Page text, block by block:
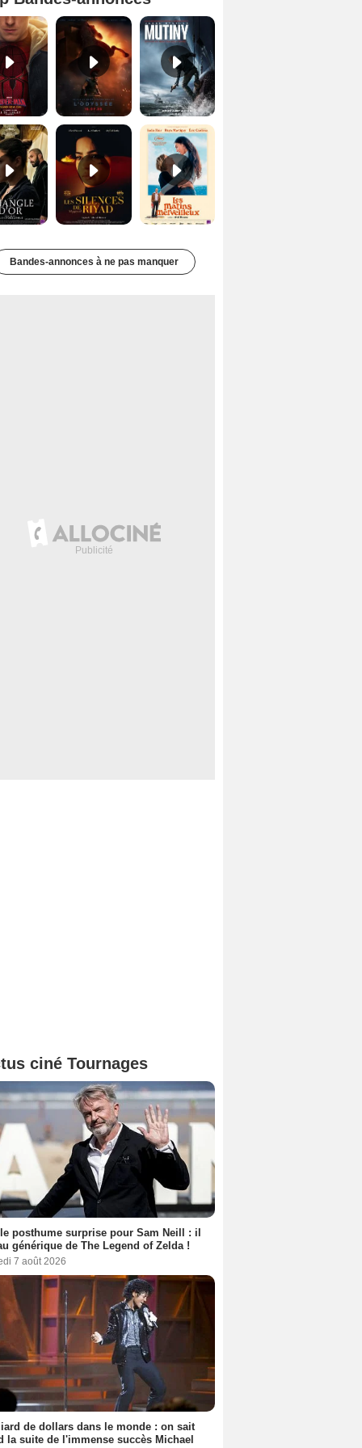
Spider-Man: Brand New Day Bande-annonce VO STFR L'Odyssée Bande-annonce VO STFR
Les Silences de Riyad Bande-annonce VO STFR Les Matins merveilleux Bande-annonce VF
Bandes-annonces à ne pas manquer
ciné Tournages
posthume surprise pour Sam Neill : il
générique de The Legend of Zelda !
7 août 2026
de dollars dans le monde : on sait
la suite de l'immense succès Michael